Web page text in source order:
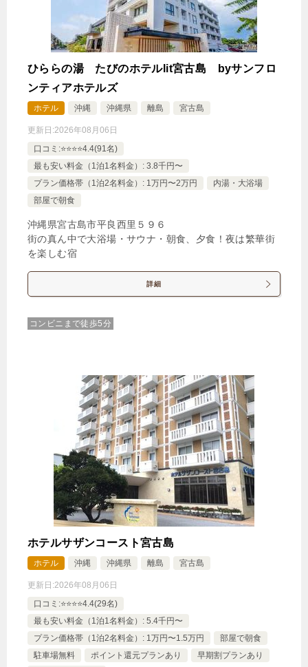
ひららの湯 たびのホテルlit宮古島 byサンフロ
ンティアホテルズ
ホテル 沖縄 沖縄県 離島 宮古島
更新日:2026年08月06日
口コミ:⭐️⭐️⭐️⭐️4.4(91名)
最も安い料金（1泊1名料金）: 3.8千円〜
プラン価格帯（1泊2名料金）: 1万円〜2万円
内湯・大浴場
部屋で朝食
沖縄県宮古島市平良西里５９６
街の真ん中で大浴場・サウナ・朝食、夕食！夜は繁華街
を楽しむ宿
詳細
コンビニまで徒歩5分
ホテルサザンコースト宮古島
ホテル 沖縄 沖縄県 離島 宮古島
更新日:2026年08月06日
口コミ:⭐️⭐️⭐️⭐️4.4(29名)
最も安い料金（1泊1名料金）: 5.4千円〜
プラン価格帯（1泊2名料金）: 1万円〜1.5万円
部屋で朝食
駐車場無料
ポイント還元プランあり 早期割プランあり